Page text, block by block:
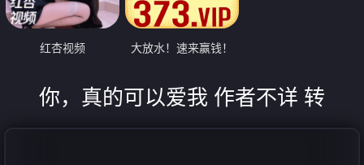
红杏视频 大放水！速来赢钱！
你，真的可以爱我 作者不详 转